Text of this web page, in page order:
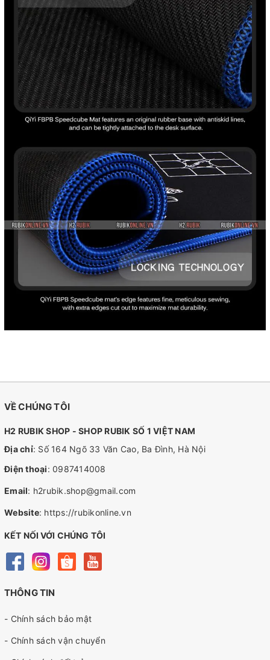
VỀ CHÚNG TÔI
H2 RUBIK SHOP - SHOP RUBIK SỐ 1 VIỆT NAM
Địa chỉ: Số 164 Ngõ 33 Văn Cao, Ba Đình, Hà Nội
Điện thoại: 0987414008
Email: h2rubik.shop@gmail.com
Website: https://rubikonline.vn
KẾT NỐI VỚI CHÚNG TÔI
THÔNG TIN
- Chính sách bảo mật
- Chính sách vận chuyển